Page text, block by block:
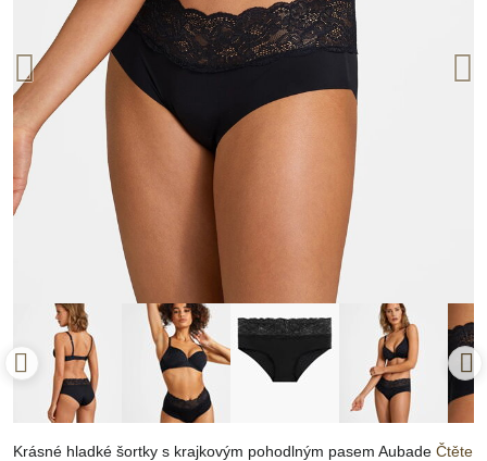
Krásné hladké šortky s krajkovým pohodlným pasem Aubade Čtěte